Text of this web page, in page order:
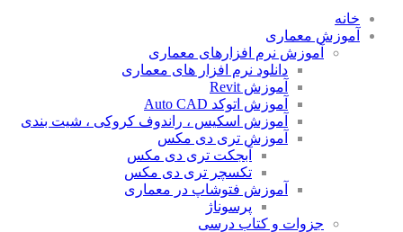
خانه
آموزش معماری
آموزش نرم افزارهای معماری
دانلود نرم افزار های معماری
آموزش Revit
آموزش اتوکد Auto CAD
آموزش اسکیس ، راندوف کروکی ، شیت بندی
آموزش تری دی مکس
آبجکت تری دی مکس
تکسچر تری دی مکس
آموزش فتوشاپ در معماری
پرسوناژ
جزوات و کتاب درسی